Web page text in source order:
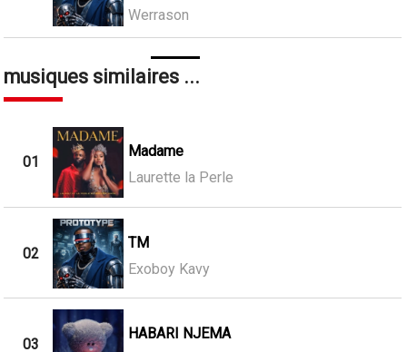
Werrason
musiques similaires ...
01
Madame
Laurette la Perle
02
TM
Exoboy Kavy
03
HABARI NJEMA